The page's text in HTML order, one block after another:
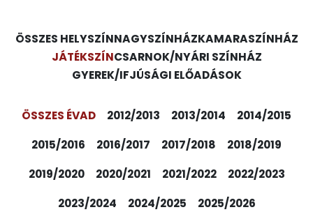
ÖSSZES HELYSZÍNNAGYSZÍNHÁZKAMARASZÍNHÁZ
JÁTÉKSZÍNCSARNOK/NYÁRI SZÍNHÁZ
GYEREK/IFJÚSÁGI ELŐADÁSOK
ÖSSZES ÉVAD 2012/2013 2013/2014
2014/2015
2015/2016
2016/2017 2017/2018
2018/2019
2019/2020
2020/2021 2021/2022
2022/2023
2023/2024
2024/2025 2025/2026